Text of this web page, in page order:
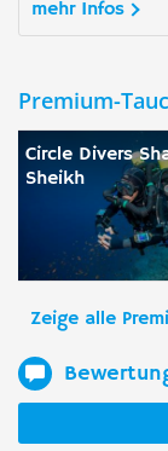
mehr Infos
Premium-
Circle Divers
Sheikh
Zeige alle